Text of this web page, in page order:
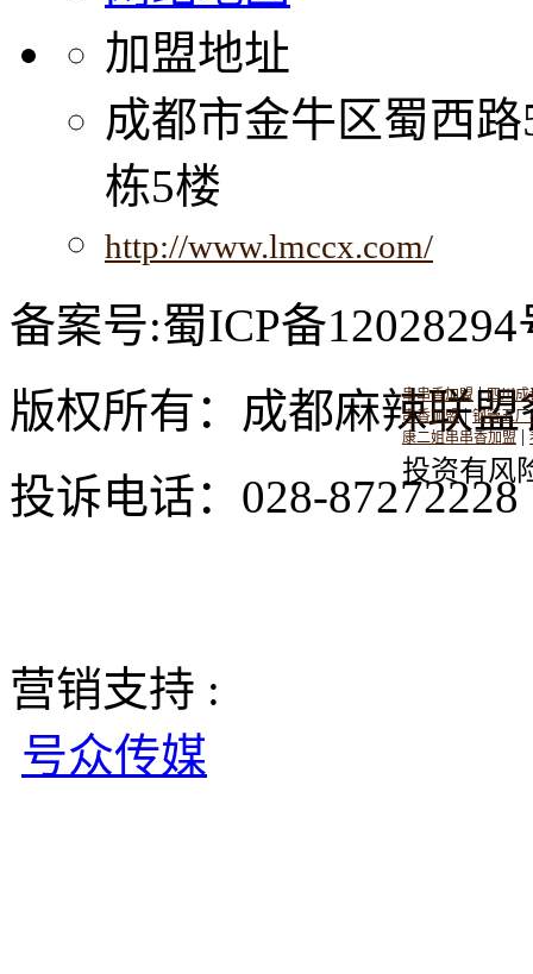
加盟地址
成都市金牛区蜀西
栋5楼
http://www.lmccx.com/
串串香加盟 |四川成
串香加盟|钢管五厂
康二姐串串香加盟|
投资有风
备案号:蜀ICP备12028294
版权所有：成都麻辣联
投诉电话：028-
营销支持 :
号众传媒